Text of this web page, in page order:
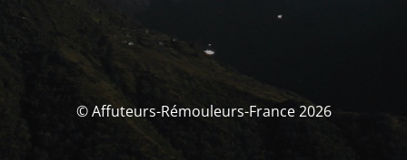
© Affuteurs-Rémouleurs-France 2026